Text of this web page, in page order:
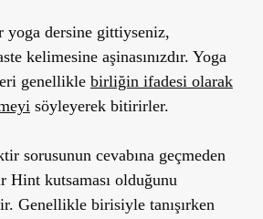
yoga dersine gittiyseniz,
kelimesine aşinasınızdır. Yoga
genellikle birliğin ifadesi olarak
söyleyerek bitirirler.
sorusunun cevabına geçmeden
Hint kutsaması olduğunu
Genellikle birisiyle tanışırken